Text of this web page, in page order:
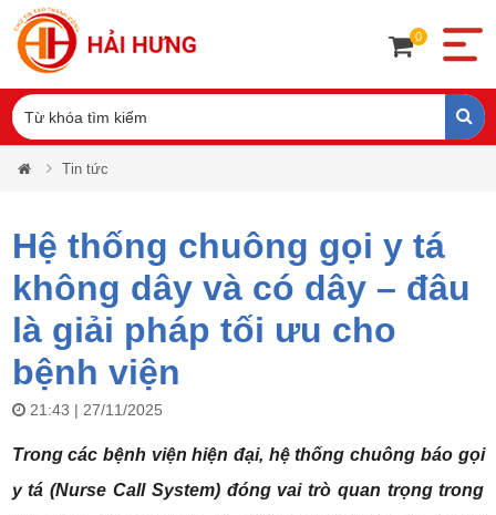
0
Tin tức
Hệ thống chuông gọi y tá
không dây và có dây – đâu
là giải pháp tối ưu cho
bệnh viện
21:43 | 27/11/2025
Trong các bệnh viện hiện đại, hệ thống chuông báo gọi
y tá (Nurse Call System) đóng vai trò quan trọng trong